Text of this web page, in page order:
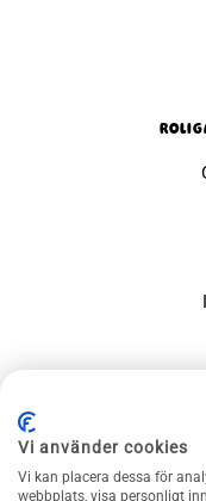
Vi använder cookies
Vi kan placera dessa för
webbplats, visa personligt